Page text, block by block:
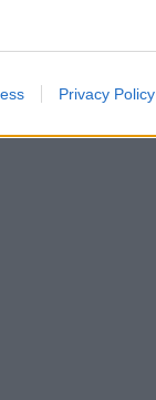
Privacy Policy